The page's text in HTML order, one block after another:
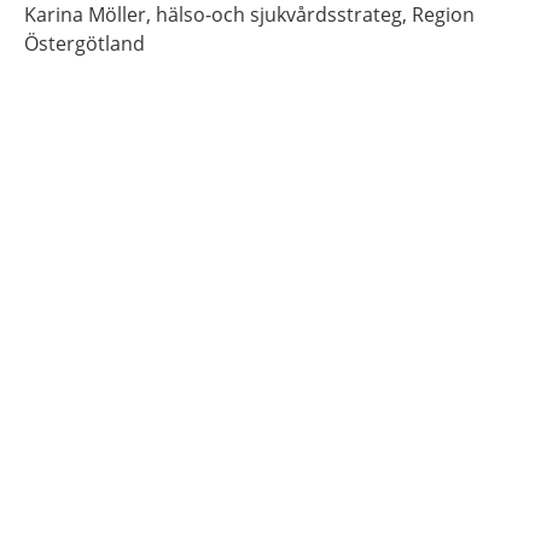
Karina Möller, hälso-och sjukvårdsstrateg, Region
Östergötland